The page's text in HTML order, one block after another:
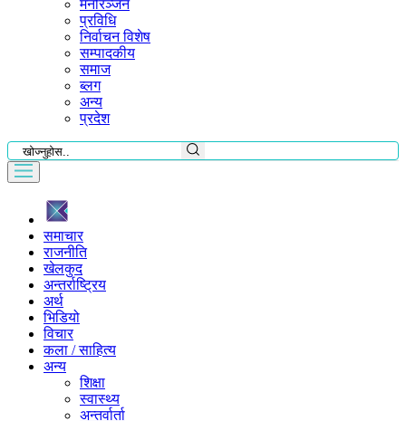
मनोरञ्जन
प्रविधि
निर्वाचन विशेष
सम्पादकीय
समाज
ब्लग
अन्य
प्रदेश
समाचार
राजनीति
खेलकुद
अन्तर्राष्ट्रिय
अर्थ
भिडियो
विचार
कला / साहित्य
अन्य
शिक्षा
स्वास्थ्य
अन्तर्वार्ता